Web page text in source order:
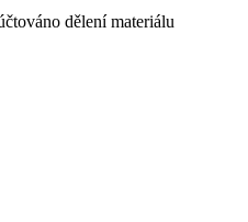
dělení materiálu